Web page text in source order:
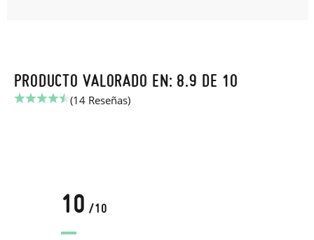
PRODUCTO VALORADO EN: 8.9 DE 10
(14 Reseñas)
10 /10